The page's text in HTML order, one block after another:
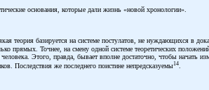
основания, которые дали жизнь «новой хронологии».
теория базируется на системе постулатов, не нуждающихся в
Точнее, на смену одной системе теоретических
Этого, правда, бывает вполне достаточно, чтобы начать
Последствия же последнего поистине непредсказуемы14